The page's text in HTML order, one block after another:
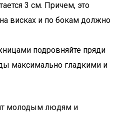
3 см. Причем, это
висках и по бокам должно
подровняйте пряди
максимально гладкими и
молодым людям и